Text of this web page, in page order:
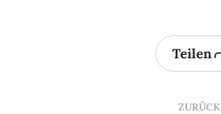
ZURÜCK
Teilen